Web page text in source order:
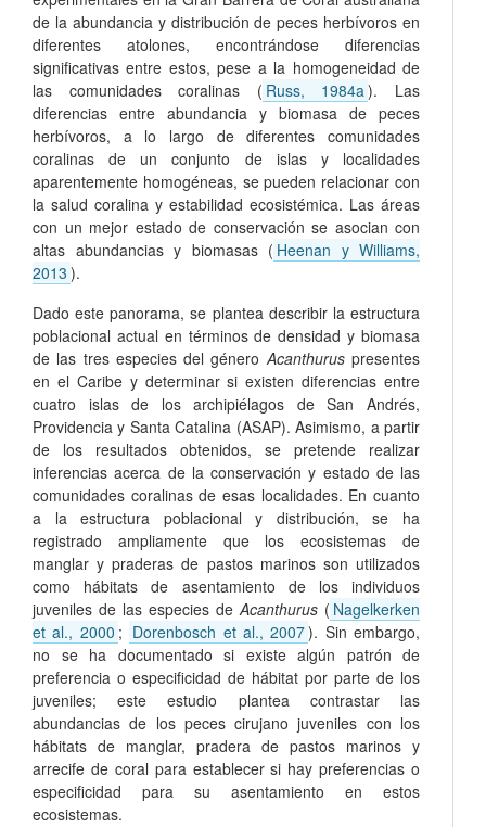
de la abundancia y distribución de peces herbívoros en
diferentes atolones, encontrándose diferencias
significativas entre estos, pese a la homogeneidad de
las comunidades coralinas ( Russ, 1984a). Las
diferencias entre abundancia y biomasa de peces
herbívoros, a lo largo de diferentes comunidades
coralinas de un conjunto de islas y localidades
aparentemente homogéneas, se pueden relacionar con
la salud coralina y estabilidad ecosistémica. Las áreas
con un mejor estado de conservación se asocian con
altas abundancias y biomasas ( Heenan y Williams,
2013 ).
Dado este panorama, se plantea describir la estructura
poblacional actual en términos de densidad y biomasa
de las tres especies del géneroAcanthuruspresentes
en el Caribe y determinar si existen diferencias entre
cuatro islas de los archipiélagos de San Andrés,
Providencia y Santa Catalina (ASAP). Asimismo, a partir
de los resultados obtenidos, se pretende realizar
inferencias acerca de la conservación y estado de las
comunidades coralinas de esas localidades. En cuanto
a la estructura poblacional y distribución, se ha
registrado ampliamente que los ecosistemas de
manglar y praderas de pastos marinos son utilizados
como hábitats de asentamiento de los individuos
juveniles de las especies deAcanthurus ( Nagelkerken
et al., 2000 ; Dorenbosch et al., 2007). Sin embargo,
no se ha documentado si existe algún patrón de
preferencia o especificidad de hábitat por parte de los
juveniles; este estudio plantea contrastar las
abundancias de los peces cirujano juveniles con los
hábitats de manglar, pradera de pastos marinos y
arrecife de coral para establecer si hay preferencias o
especificidad para su asentamiento en estos
ecosistemas.